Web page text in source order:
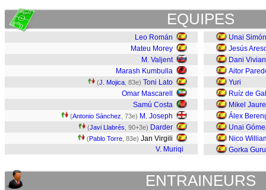
EQUIPES
Leo Román
Mateu Morey
M. Valjent
Marash Kumbulla
(J. Mojica , 83e) Toni Lato
Omar Mascarell
Samú Costa
(Antonio Sánchez , 73e) M. Joseph
(Javi Llabrés , 90+3e) Darder
(Pablo Torre , 83e) Jan Virgili
V. Muriqi
Unai Simón
Jesús
Dani Vivian
Aitor
Yuri
Ruíz de
Mikel
Álex
Unai
Nico
Gorka
ENTRAINEURS